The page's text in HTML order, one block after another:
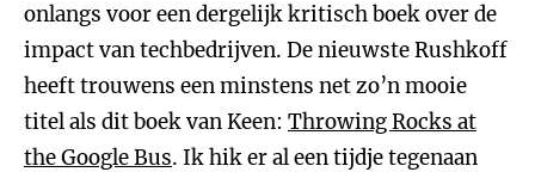
onlangs voor een dergelijk kritisch boek over de
impact van techbedrijven. De nieuwste Rushkoff
heeft trouwens een minstens net zo’n mooie
titel als dit boek van Keen: Throwing Rocks at
the Google Bus. Ik hik er al een tijdje tegenaan